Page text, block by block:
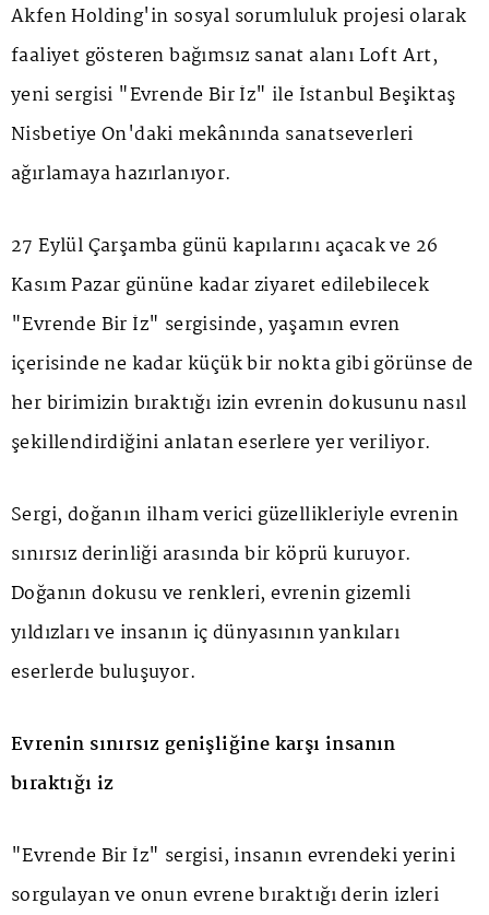
Akfen Holding'in sosyal sorumluluk projesi olarak
faaliyet gösteren bağımsız sanat alanı Loft Art,
yeni sergisi "Evrende Bir İz" ile İstanbul Beşiktaş
Nisbetiye On'daki mekânında sanatseverleri
ağırlamaya hazırlanıyor.
27 Eylül Çarşamba günü kapılarını açacak ve 26
Kasım Pazar gününe kadar ziyaret edilebilecek
"Evrende Bir İz" sergisinde, yaşamın evren
içerisinde ne kadar küçük bir nokta gibi görünse de
her birimizin bıraktığı izin evrenin dokusunu nasıl
şekillendirdiğini anlatan eserlere yer veriliyor.
Sergi, doğanın ilham verici güzellikleriyle evrenin
sınırsız derinliği arasında bir köprü kuruyor.
Doğanın dokusu ve renkleri, evrenin gizemli
yıldızları ve insanın iç dünyasının yankıları
eserlerde buluşuyor.
Evrenin sınırsız genişliğine karşı insanın
bıraktığı iz
"Evrende Bir İz" sergisi, insanın evrendeki yerini
sorgulayan ve onun evrene bıraktığı derin izleri